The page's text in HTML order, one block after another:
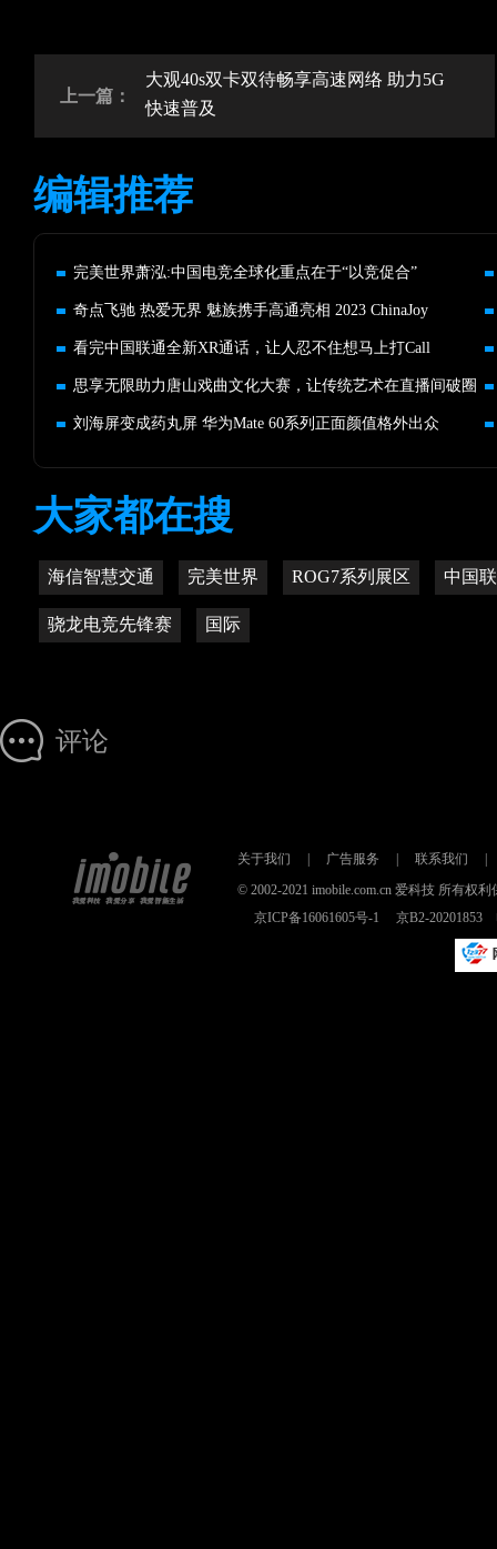
上一篇：
大观40s双卡双待畅享高速网络 助力5G
快速普及
编辑推荐
完美世界萧泓:中国电竞全球化重点在于“以竞促合”
奇点飞驰 热爱无界 魅族携手高通亮相 2023 ChinaJoy
看完中国联通全新XR通话，让人忍不住想马上打Call
思享无限助力唐山戏曲文化大赛，让传统艺术在直播间破圈
刘海屏变成药丸屏 华为Mate 60系列正面颜值格外出众
大家都在搜
海信智慧交通 完美世界 ROG7系列展区 中国
骁龙电竞先锋赛 国际
评论
关于我们 广告服务 联系我们
© 2002-2021 imobile.com.cn 爱科技 所有权
京ICP备16061605号-1
京B2-20201853